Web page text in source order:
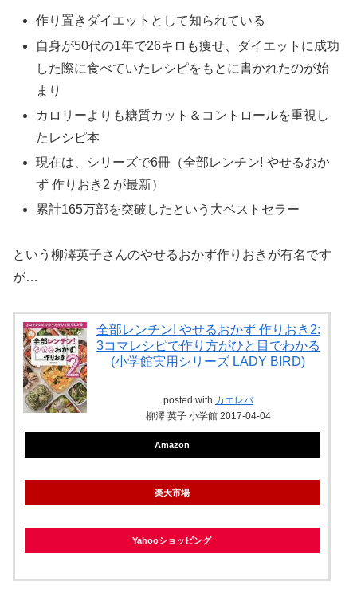
作り置きダイエットとして知られている
自身が50代の1年で26キロも痩せ、ダイエットに成功
した際に食べていたレシピをもとに書かれたのが始
まり
カロリーよりも糖質カット＆コントロールを重視し
たレシピ本
現在は、シリーズで6冊（全部レンチン! やせるおか
ず 作りおき2 が最新）
累計165万部を突破したという大ベストセラー
という柳澤英子さんのやせるおかず作りおきが有名です
が…
全部レンチン! やせるおかず 作りおき2:
3コマレシピで作り方がひと目でわかる
(小学館実用シリーズ LADY BIRD)
posted with カエレバ
柳澤 英子 小学館 2017-04-04
Amazon
楽天市場
Yahooショッピング